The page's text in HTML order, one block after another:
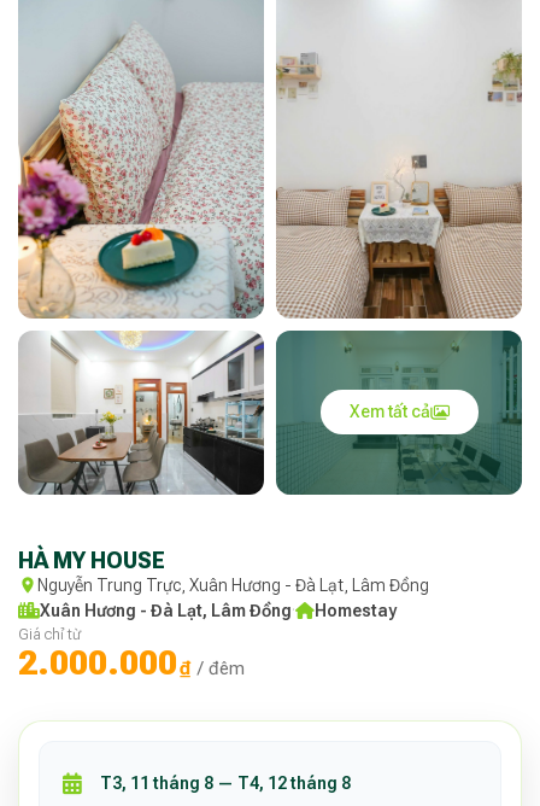
Xem tất cả
HÀ MY HOUSE
Nguyễn Trung Trực, Xuân Hương - Đà Lạt, Lâm Đồng
Xuân Hương - Đà Lạt, Lâm Đồng· Homestay
Giá chỉ từ
2.000.000₫ / đêm